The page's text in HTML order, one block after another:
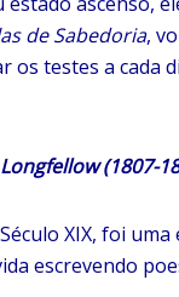
de Sabedoria,
testes a cada
(1807-
XIX, foi uma
escrevendo